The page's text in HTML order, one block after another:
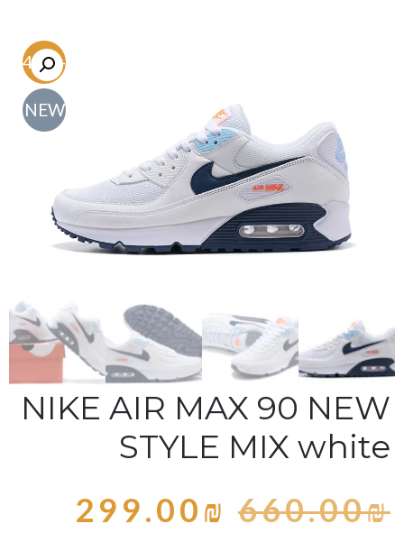
-54.7%
NEW
NIKE AIR MAX 90 NEW
STYLE MIX white
660.00₪
299.00₪